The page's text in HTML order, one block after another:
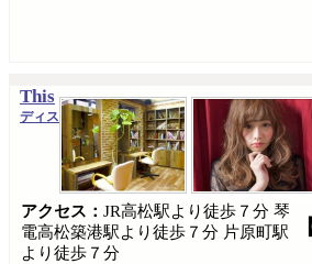
This
ディス
アクセス： JR高松駅より徒歩７分 琴
電高松築港駅より徒歩７分 片原町駅
より徒歩７分